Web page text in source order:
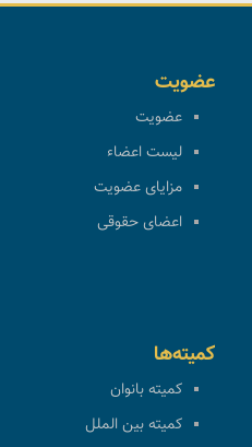
عضویت
عضویت
لیست اعضاء
مزایای عضویت
اعضای حقوقی
کمیته‌ها
کمیته بانوان
کمیته بین الملل